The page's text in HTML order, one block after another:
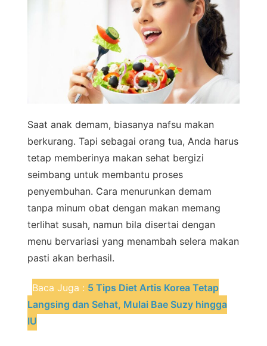
Saat anak demam, biasanya nafsu makan
berkurang. Tapi sebagai orang tua, Anda harus
tetap memberinya makan sehat bergizi
seimbang untuk membantu proses
penyembuhan. Cara menurunkan demam
tanpa minum obat dengan makan memang
terlihat susah, namun bila disertai dengan
menu bervariasi yang menambah selera makan
pasti akan berhasil.
Baca Juga : 5 Tips Diet Artis Korea Tetap
Langsing dan Sehat, Mulai Bae Suzy hingga
IU